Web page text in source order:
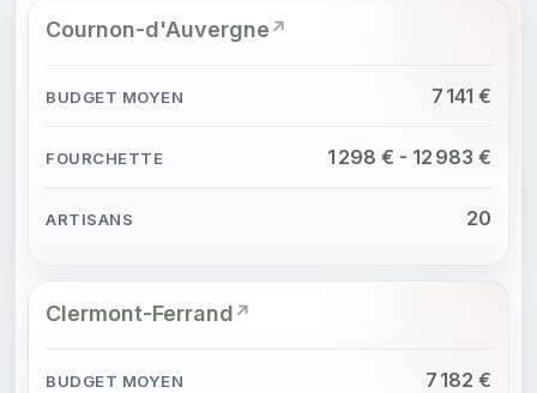
Cournon-d'Auvergne
7 141 €
1 298 € - 12 983 €
20
Clermont-Ferrand
7 182 €